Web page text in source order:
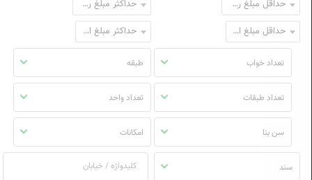
حداقل مبلغ رهن
حداکثر مبلغ رهن
حداقل مبلغ اجاره
حداکثر مبلغ اجاره
تعداد خواب طبقه
تعداد طبقات تعداد واحد
سن بنا امکانات
سند